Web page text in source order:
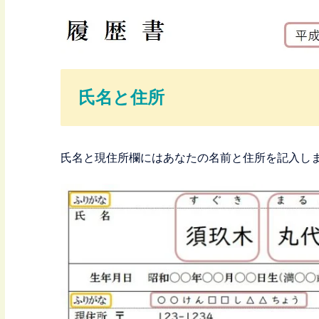
氏名と住所
氏名と現住所欄にはあなたの名前と住所を記入し